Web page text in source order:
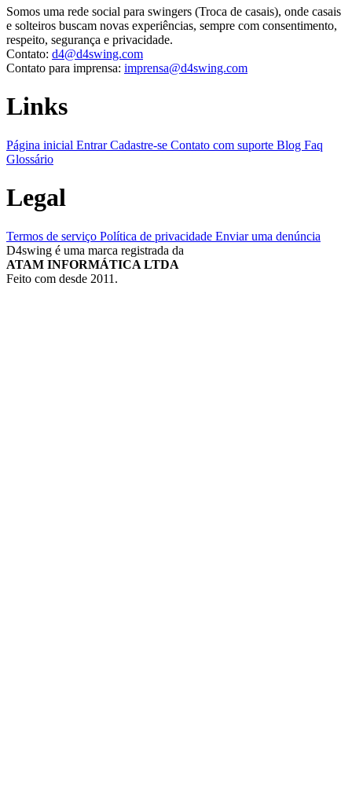
Somos uma rede social para swingers (Troca de casais), onde casais
e solteiros buscam novas experiências, sempre com consentimento,
respeito, segurança e privacidade.
Contato: d4@d4swing.com
Contato para imprensa: imprensa@d4swing.com
Links
Página inicial EntrarCadastre-se Contato com suporte Blog Faq
Glossário
Legal
Termos de serviço Política de privacidade Enviar uma denúncia
D4swing é uma marca registrada da
ATAM INFORMÁTICA LTDA
Feito com desde 2011.